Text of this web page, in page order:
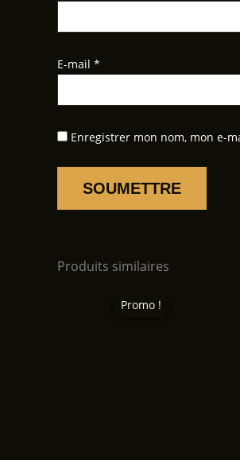
E-mail *
Enregistrer mon nom, mon e-
Produits similaires
Promo !
Promo !